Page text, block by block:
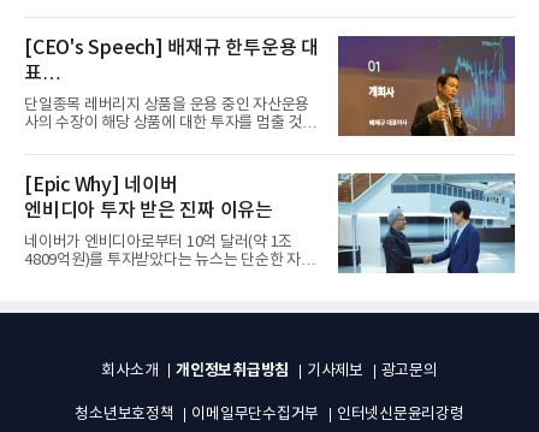
[CEO's Speech] 배재규 한투운용 대
표
“개별종목 레버리지 투자 지금이라도
멈춰라”
단일종목 레버리지 상품을 운용 중인 자산운용
사의 수장이 해당 상품에 대한 투자를 멈출 것을
[Epic Why] 네이버
엔비디아 투자 받은 진짜 이유는
네이버가 엔비디아로부터 10억 달러(약 1조
4809억원)를 투자받았다는 뉴스는 단순한 자금
회사소개 개인정보취급방침 기사제보 광고문의
청소년보호정책 이메일무단수집거부 인터넷신문윤리강령